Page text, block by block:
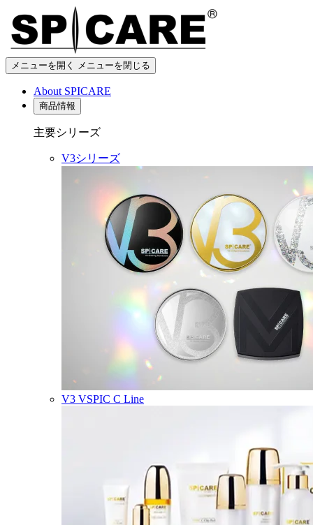
メニューを開く メニューを閉じる
About SPICARE
商品情報
主要シリーズ
V3シリーズ
V3 VSPIC C Line